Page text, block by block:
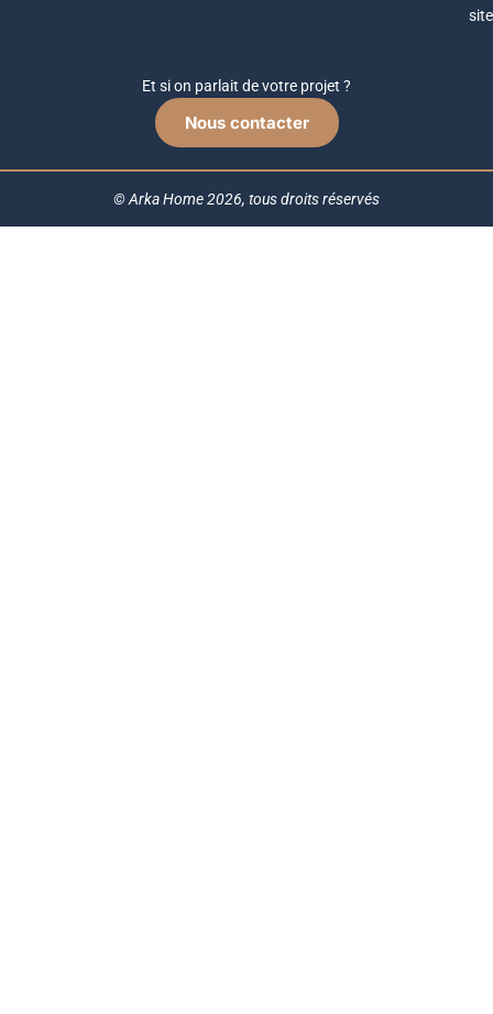
site
Et si on parlait de votre projet ?
Nous contacter
© Arka Home 2026, tous droits réservés